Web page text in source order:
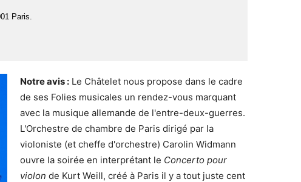
Paris.
Notre avis : Le Châtelet nous propose dans le cadre
de ses Folies musicales un rendez-vous marquant
avec la musique allemande de l'entre-deux-guerres.
L'Orchestre de chambre de Paris dirigé par la
violoniste (et cheffe d'orchestre) Carolin Widmann
ouvre la soirée en interprétant le Concerto pour
violon de Kurt Weill, créé à Paris il y a tout juste cent